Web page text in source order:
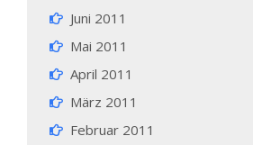
Juni 2011
Mai 2011
April 2011
März 2011
Februar 2011